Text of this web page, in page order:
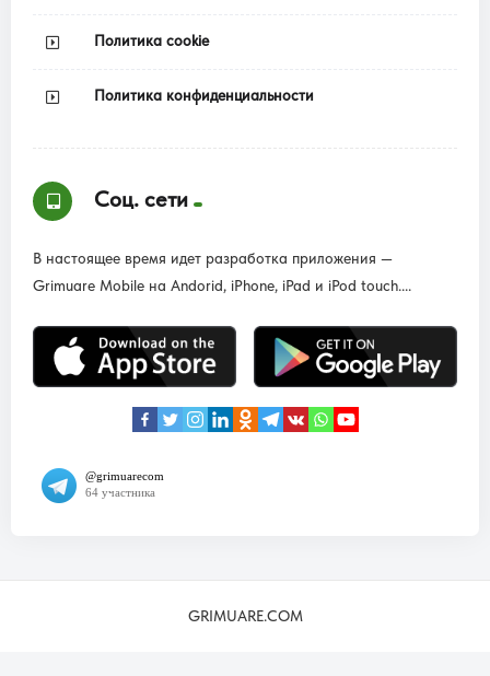
Политика cookie
Политика конфиденциальности
Соц. сети
В настоящее время идет разработка приложения —
Grimuare Mobile на Andorid, iPhone, iPad и iPod touch....
GRIMUARE.COM